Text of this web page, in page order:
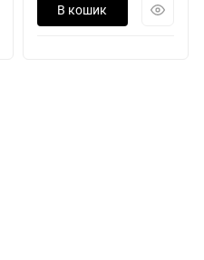
В кошик